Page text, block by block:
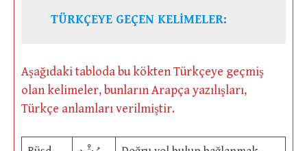
TÜRKÇEYE GEÇEN KELİMELER:
Aşağıdaki tabloda bu kökten Türkçeye geçmiş
olan kelimeler, bunların Arapça yazılışları,
Türkçe anlamları verilmiştir.